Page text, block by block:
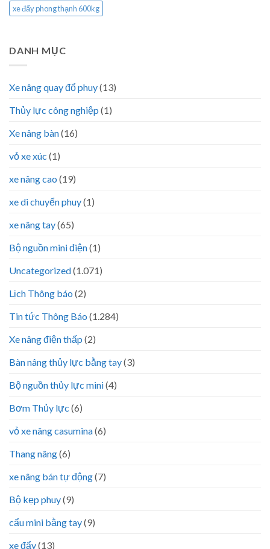
xe đẩy phong thạnh 600kg
DANH MỤC
Xe nâng quay đổ phuy(13)
Thủy lực công nghiệp (1)
Xe nâng bàn(16)
vỏ xe xúc (1)
xe nâng cao (19)
xe di chuyển phuy(1)
xe nâng tay(65)
Bộ nguồn mini điện(1)
Uncategorized(1.071)
Lịch Thông báo (2)
Tin tức Thông Báo (1.284)
Xe nâng điện thấp (2)
Bàn nâng thủy lực bằng tay(3)
Bộ nguồn thủy lực mini(4)
Bơm Thủy lực (6)
vỏ xe nâng casumina(6)
Thang nâng(6)
xe nâng bán tự động(7)
Bộ kẹp phuy(9)
cẩu mini bằng tay(9)
xe đẩy(13)